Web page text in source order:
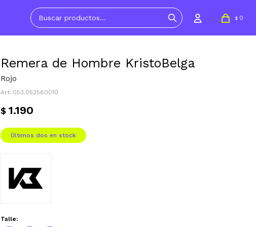
$ 0
Remera de Hombre KristoBelga
Rojo
053.052560010
$ 1.190
Últimos dos en stock
Talle: